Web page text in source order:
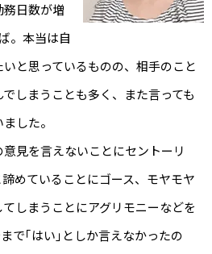
日数が増
。本当は自
と思っているものの、相手のこと
しまうことも多く、また言っても
した。
見を言えないことにセントーリ
めていることにゴース、モヤモヤ
しまうことにアグリモニーなどを
で｢はい｣としか言えなかったの